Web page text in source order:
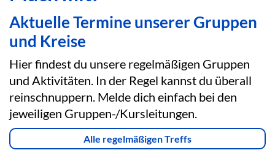
Aktuelle Termine unserer Gruppen
und Kreise
Hier findest du unsere regelmäßigen Gruppen
und Aktivitäten. In der Regel kannst du überall
reinschnuppern. Melde dich einfach bei den
jeweiligen Gruppen-/Kursleitungen.
Alle regelmäßigen Treffs